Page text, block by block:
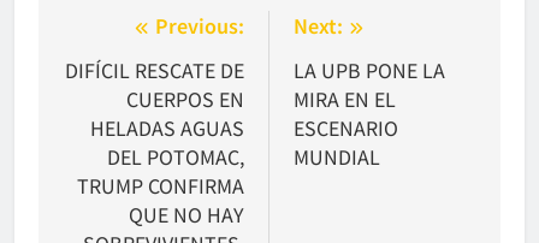
Navegación
de
entradas
Previous:
DIFÍCIL RESCATE DE
CUERPOS EN
HELADAS AGUAS
DEL POTOMAC,
TRUMP CONFIRMA
QUE NO HAY
Next:
LA UPB PONE LA
MIRA EN EL
ESCENARIO
MUNDIAL